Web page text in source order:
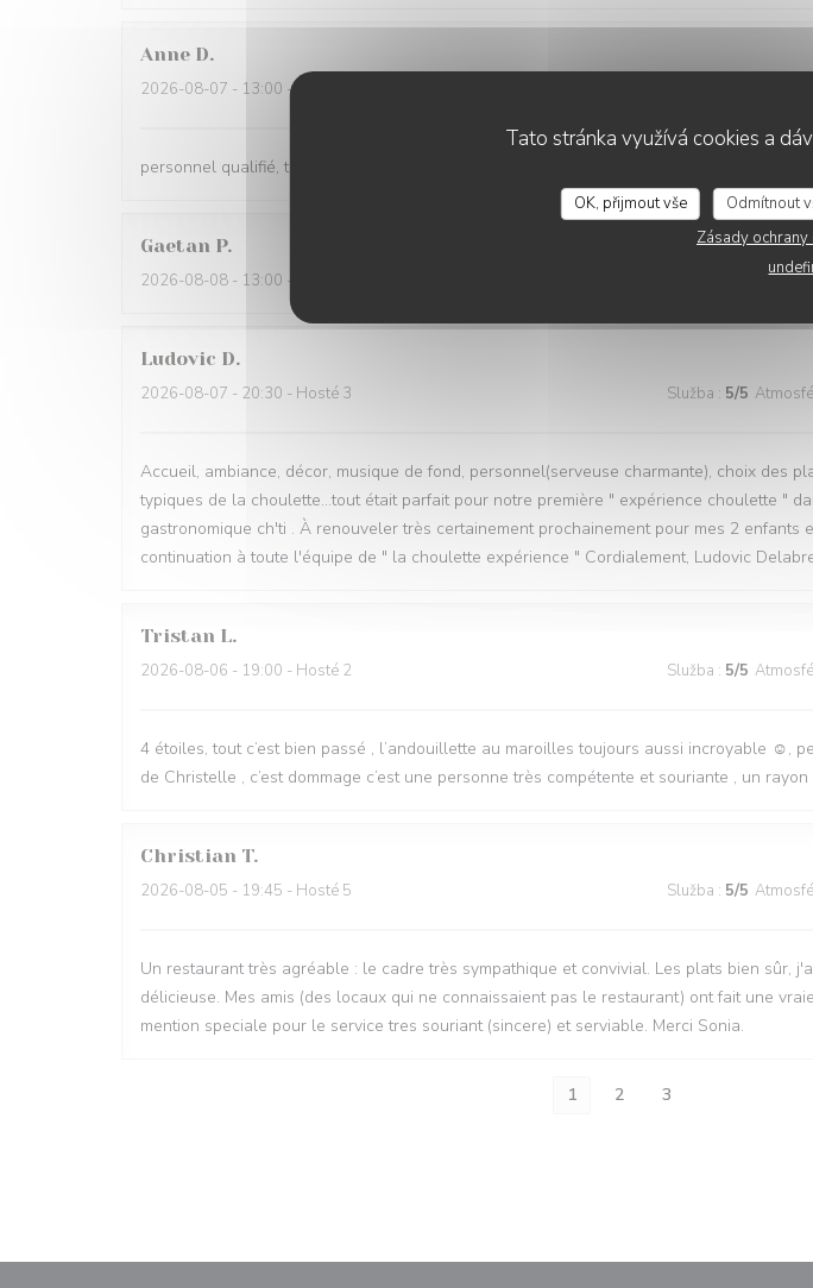
Tato stránka využívá cookies a
OK, přijmout vše Odmítnout
Zásady
Anne D
2026-08-07 - 13:00 - Hosté 4
personnel qualifié, très agréable, aimable. repas excellant
Gaetan P
2026-08-08 - 13:00 - Hosté 2
Ludovic D
2026-08-07 - 20:30 - Hosté 3 Služba : 5/5
Accueil, ambiance, décor, musique de fond, personnel(serveuse charmante), choix des
typiques de la choulette...tout était parfait pour notre première " expérience choulette "
gastronomique ch'ti . À renouveler très certainement prochainement pour mes 2 enfants
continuation à toute l'équipe de " la choulette expérience " Cordialement, Ludovic
Tristan L
2026-08-06 - 19:00 - Hosté 2 Služba : 5/5
4 étoiles, tout c’est bien passé , l’andouillette au maroilles toujours aussi incroyable ☺️,
de Christelle , c’est dommage c’est une personne très compétente et souriante , un
Christian T
2026-08-05 - 19:45 - Hosté 5 Služba : 5/5
Un restaurant très agréable : le cadre très sympathique et convivial. Les plats bien sûr,
délicieuse. Mes amis (des locaux qui ne connaissaient pas le restaurant) ont fait une
mention speciale pour le service tres souriant (sincere) et serviable. Merci Sonia.
1 2 3